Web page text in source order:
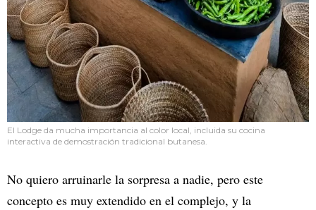
El Lodge da mucha importancia al color local, incluida su cocina
interactiva de demostración tradicional butanesa.
No quiero arruinarle la sorpresa a nadie, pero este
concepto es muy extendido en el complejo, y la